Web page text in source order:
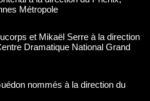
et Mikaël Serre à la direction
Dramatique National Grand
nommés à la direction du
2026